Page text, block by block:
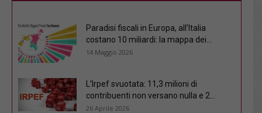
Paradisi fiscali in Europa, all’Italia
costano 10 miliardi: la mappa dei...
14 Maggio 2026
L’Irpef svuotata: 11,3 milioni di
contribuenti non versano nulla e 2...
26 Aprile 2026